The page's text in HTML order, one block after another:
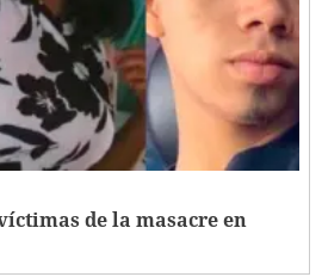
de la masacre en